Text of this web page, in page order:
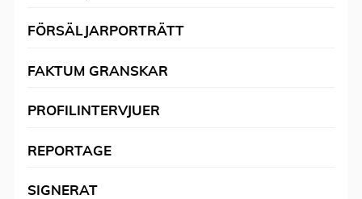
FÖRSÄLJARPORTRÄTT
FAKTUM GRANSKAR
PROFILINTERVJUER
REPORTAGE
SIGNERAT